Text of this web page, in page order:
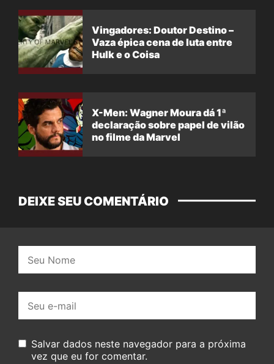
Vingadores: Doutor Destino –
Vaza épica cena de luta entre
Hulk e o Coisa
X-Men: Wagner Moura dá 1ª
declaração sobre papel de vilão
no filme da Marvel
DEIXE SEU COMENTÁRIO
mail:
Salvar dados neste navegador para a próxima
vez que eu for comentar.